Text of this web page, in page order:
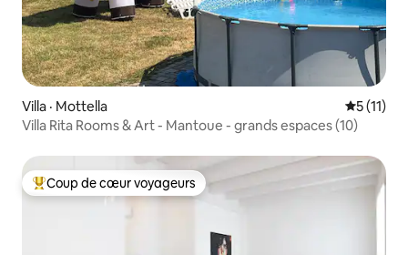
Villa · Mottella Note
5 (11)
Villa Rita Rooms & Art - Mantoue - grands espaces (10)
Coup de cœur voyageurs parmi les plus aimés
Coup de cœur voyageurs